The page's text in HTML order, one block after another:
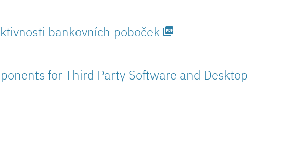
bankovních poboček picture_as_pdf
for Third Party Software and Desktop